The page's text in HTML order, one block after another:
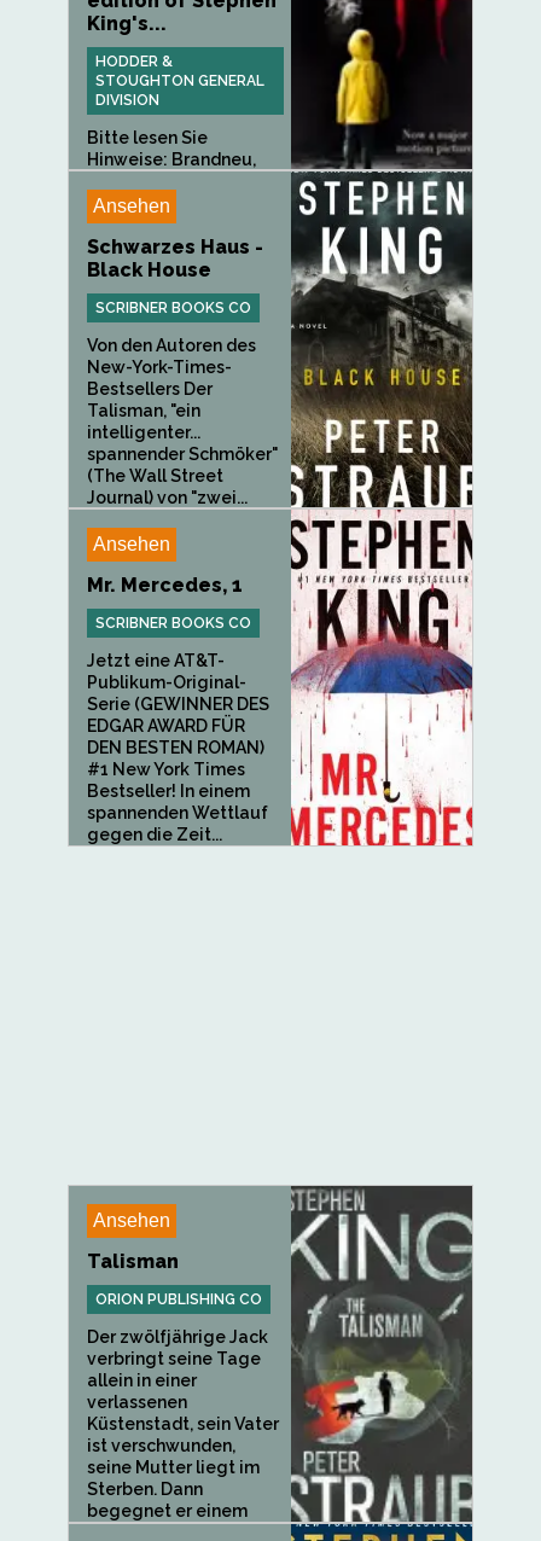
King's...
HODDER &
STOUGHTON GENERAL
DIVISION
Bitte lesen Sie
Hinweise: Brandneu,
Ansehen
Schwarzes Haus -
Black House
SCRIBNER BOOKS CO
Von den Autoren des
New-York-Times-
Bestsellers Der
Talisman, "ein
intelligenter...
spannender Schmöker"
(The Wall Street
Journal) von "zwei...
Ansehen
Mr. Mercedes, 1
SCRIBNER BOOKS CO
Jetzt eine AT&T-
Publikum-Original-
Serie (GEWINNER DES
EDGAR AWARD FÜR
DEN BESTEN ROMAN)
#1 New York Times
Bestseller! In einem
spannenden Wettlauf
gegen die Zeit...
Ansehen
Talisman
ORION PUBLISHING CO
Der zwölfjährige Jack
verbringt seine Tage
allein in einer
verlassenen
Küstenstadt, sein Vater
ist verschwunden,
seine Mutter liegt im
Sterben. Dann
begegnet er einem